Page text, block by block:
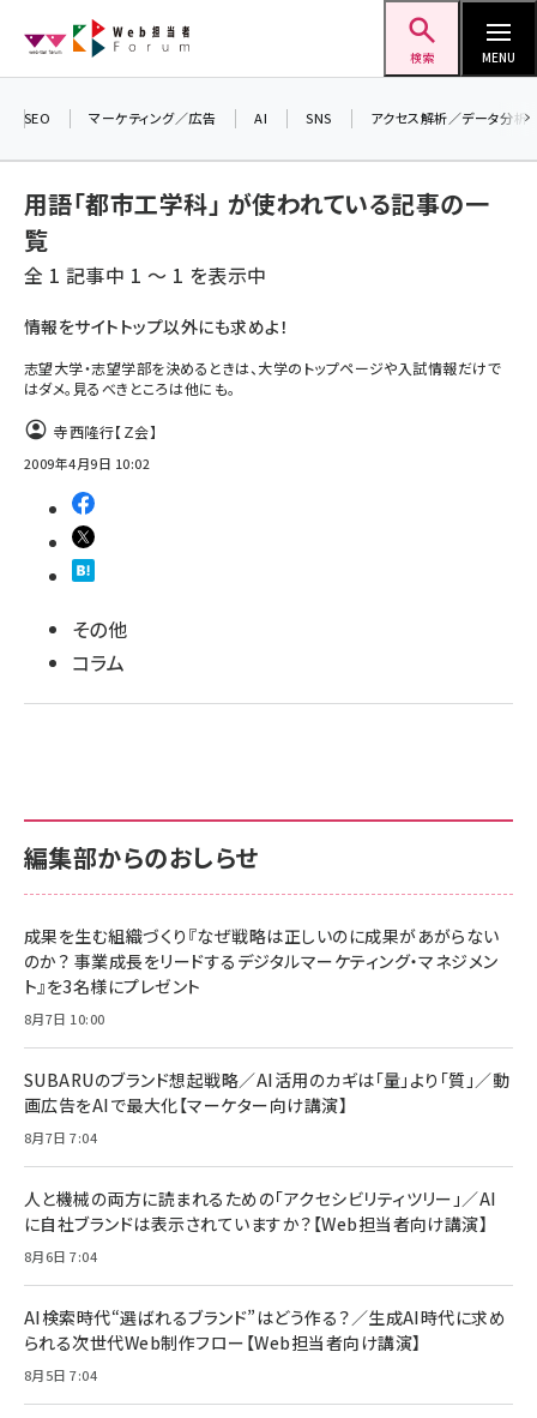
ン
検索 MENU
seo (3541)
ai (2827)
youtube (2449)
note (2323)
セミナー (2318)
z世代 (1632)
meo (1282)
llmo (1171)
SEO マーケティング／広告 AI SNS アクセス解析／データ分析
用語「都市工学科」 が使われている記事の一
覧
全 1 記事中 1 ～ 1 を表示中
情報をサイトトップ以外にも求めよ！
志望大学・志望学部を決めるときは、大学のトップページや入試情報だけで
はダメ。見るべきところは他にも。
寺西隆行【Ｚ会】
2009年4月9日 10:02
その他
コラム
編集部からのおしらせ
成果を生む組織づくり『なぜ戦略は正しいのに成果があがらない
のか？ 事業成長をリードするデジタルマーケティング・マネジメン
ト』を3名様にプレゼント
8月7日 10:00
SUBARUのブランド想起戦略／AI活用のカギは「量」より「質」／動
画広告をAIで最大化【マーケター向け講演】
8月7日 7:04
人と機械の両方に読まれるための「アクセシビリティツリー」／AI
に自社ブランドは表示されていますか？【Web担当者向け講演】
8月6日 7:04
AI検索時代“選ばれるブランド”はどう作る？／生成AI時代に求め
られる次世代Web制作フロー【Web担当者向け講演】
8月5日 7:04
＼ 8月27日開催、申し込み受付中！ ／
生成AIをマーケティング等に活用するための
考え方を学べるセミナーイベント「生成AI ×
マーケティング フォーラム 2026」開催！